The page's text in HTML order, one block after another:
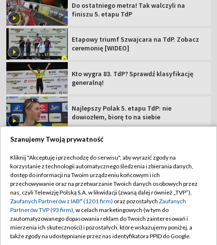
Do ostatniego metra! Tak walczyli na
finiszu 5. etapu TdP
Etapowy triumf Szwajcara na TdP. Zobacz
ceremonię [WIDEO]
Kto wygra 83. TdP? Sprawdź klasyfikację
generalną!
Najlepszy Polak 5. etapu TdP: nie
dowiozłem, biorę to na siebie
TVP
Abonament TVP
Sklep TVP
Biuro Reklamy
Oferta Handlowa
Regulamin TVP
Polityka prywatności
Moje zgody
Biuro reklamy
Szanujemy Twoją prywatność
Kliknij "Akceptuję i przechodzę do serwisu", aby wyrazić zgody na
korzystanie z technologii automatycznego śledzenia i zbierania danych,
dostęp do informacji na Twoim urządzeniu końcowym i ich
przechowywanie oraz na przetwarzanie Twoich danych osobowych przez
nas, czyli Telewizję Polską S.A. w likwidacji (zwaną dalej również „TVP”),
Zaufanych Partnerów z IAB* (1201 firm) oraz pozostałych Zaufanych
Partnerów TVP (93 firm), w celach marketingowych (w tym do
zautomatyzowanego dopasowania reklam do Twoich zainteresowań i
mierzenia ich skuteczności) i pozostałych, które wskazujemy poniżej, a
także zgody na udostępnianie przez nas identyfikatora PPID do Google.